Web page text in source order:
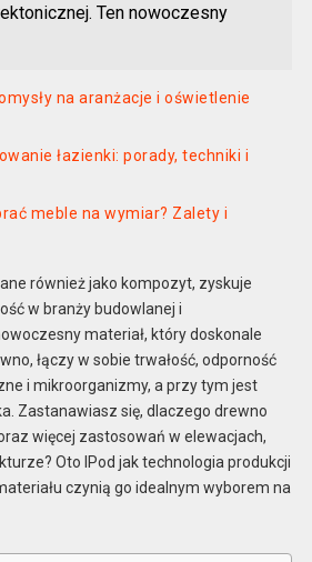
Ten nowoczesny
na aranżacje i oświetlenie
łazienki: porady, techniki i
meble na wymiar? Zalety i
również jako kompozyt, zyskuje
w branży budowlanej i
materiał, który doskonale
łączy w sobie trwałość, odporność
i mikroorganizmy, a przy tym jest
Zastanawiasz się, dlaczego drewno
więcej zastosowań w elewacjach,
Oto IPod jak technologia produkcji
czynią go idealnym wyborem na